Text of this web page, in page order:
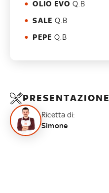
OLIO EVO Q.B
SALE Q.B
PEPE Q.B
PRESENTAZIONE
Ricetta di:
Simone